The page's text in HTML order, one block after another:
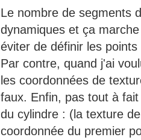
Le nombre de segments
dynamiques et ça
éviter de définir les
Par contre, quand j'ai
les coordonnées de
faux. Enfin, pas tout à
du cylindre : (la texture
coordonnée du premier